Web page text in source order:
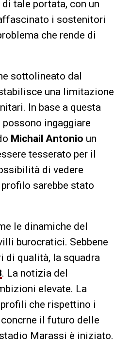
tale portata, con un
i sostenitori
che rende di
sottolineato dal
una limitazione
In base a questa
ingaggiare
Michail Antonio un
tesserato per il
di vedere
sarebbe stato
le dinamiche del
burocratici. Sebbene
di qualità, la squadra
. La notizia del
elevate. La
che rispettino i
il futuro delle
Marassi è iniziato.